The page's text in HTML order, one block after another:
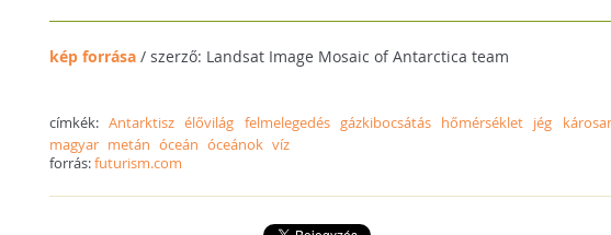
kép forrása / szerző: Landsat Image Mosaic of Antarctica team
címkék: Antarktisz élővilág felmelegedés gázkibocsátás hőmérséklet jég
magyar metán óceán óceánok víz
forrás:futurism.com